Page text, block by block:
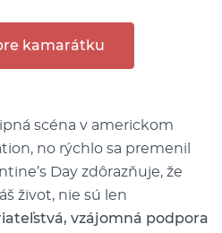
kamarátku
scéna v americkom
no rýchlo sa premenil
Day zdôrazňuje, že
život, nie sú len
vzájomná podpora